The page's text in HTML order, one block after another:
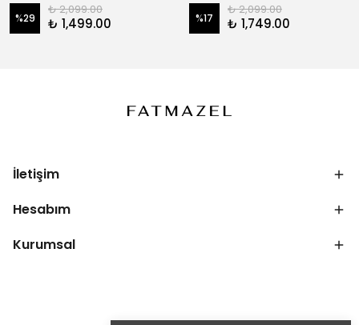
%29
₺ 2,099.00
₺ 1,499.00 %17
₺ 2,099.00
₺ 1,749.00
İletişim
Hesabım
Kurumsal